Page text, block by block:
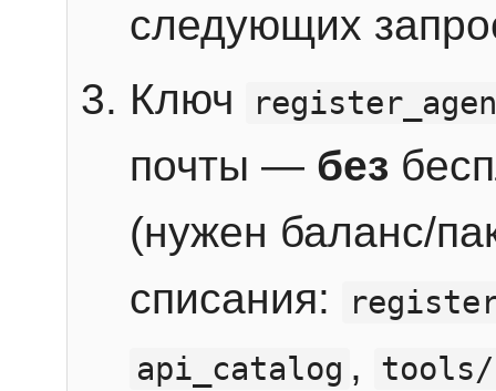
следующих
Ключ
почты — без
(нужен баланс/
списания:
api_catalog ,